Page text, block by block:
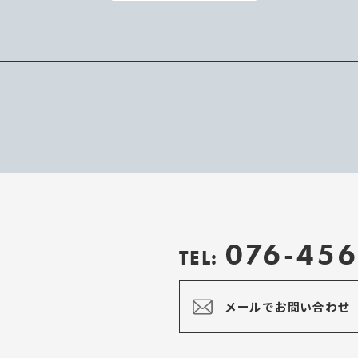
TEL: 076-
メールでお問い合わせ